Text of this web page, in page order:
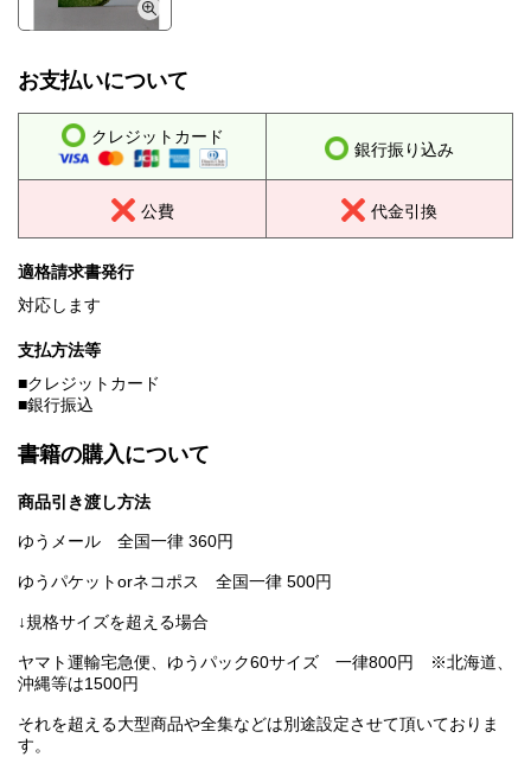
お支払いについて
クレジットカード
銀行振り込み
公費 代金引換
適格請求書発行
対応します
支払方法等
■クレジットカード
■銀行振込
書籍の購入について
商品引き渡し方法
ゆうメール 全国一律 360円
ゆうパケットorネコポス 全国一律 500円
↓規格サイズを超える場合
ヤマト運輸宅急便、ゆうパック60サイズ 一律800円 ※北海道、
沖縄等は1500円
それを超える大型商品や全集などは別途設定させて頂いておりま
す。